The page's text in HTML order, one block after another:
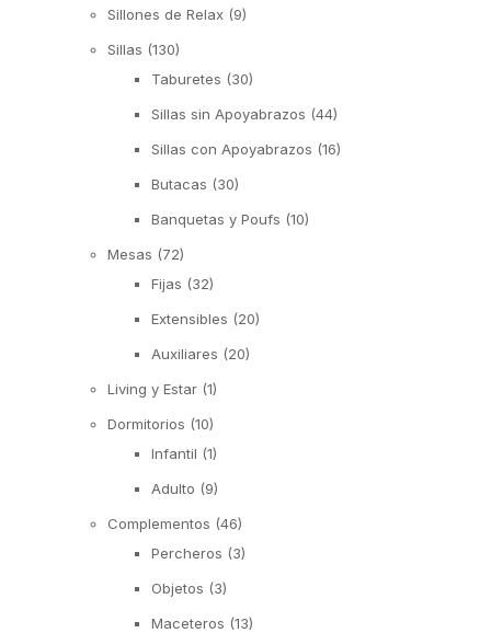
Sillones de Relax (9)
Sillas (130)
Taburetes (30)
Sillas sin Apoyabrazos (44)
Sillas con Apoyabrazos (16)
Butacas (30)
Banquetas y Poufs (10)
Mesas (72)
Fijas (32)
Extensibles (20)
Auxiliares (20)
Living y Estar (1)
Dormitorios (10)
Infantil (1)
Adulto (9)
Complementos (46)
Percheros (3)
Objetos (3)
Maceteros (13)